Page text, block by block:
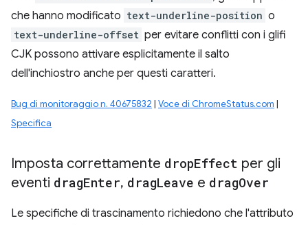
che hanno modificato text-underline-position o
text-underline-offset per evitare conflitti con i glifi
CJK possono attivare esplicitamente il salto
dell'inchiostro anche per questi caratteri.
Bug di monitoraggio n. 40675832 | Voce di ChromeStatus.com |
Specifica
Imposta correttamente dropEffect per gli
eventi dragEnter, dragLeave e dragOver
Le specifiche di trascinamento richiedono che l'attributo